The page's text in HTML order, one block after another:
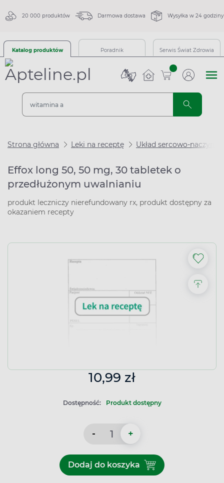
20 000 produktów Darmowa dostawa Wysyłka w 24 godziny
Katalog produktów Poradnik Serwis Świat Zdrowia
sztuk
Strona główna Leki na receptę Układ sercowo-
Effox long 50, 50 mg, 30 tabletek o
przedłużonym uwalnianiu
produkt leczniczy nierefundowany rx, produkt dostępny za
okazaniem recepty
10,99 zł
Dostępność: Produkt dostępny
- +
Dodaj do koszykaDodaj do koszyka Effox